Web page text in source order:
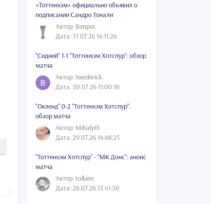
«Тоттенхэм» официально объявил о
подписании Сандро Тонали
Автор: Вопрос
Дата: 31.07.26 14:11:26
"Сидней" 1-1 "Тоттенхэм Хотспур": обзор
матча
Автор: Nevderick
Дата: 30.07.26 11:00:18
"Окленд" 0-2 "Тоттенхэм Хотспур":
обзор матча
Автор: Mihalyth
Дата: 29.07.26 14:48:25
"Тоттенхэм Хотспур" - "МК Донс": анонс
матча
Автор: tolkien
Дата: 26.07.26 13:41:50